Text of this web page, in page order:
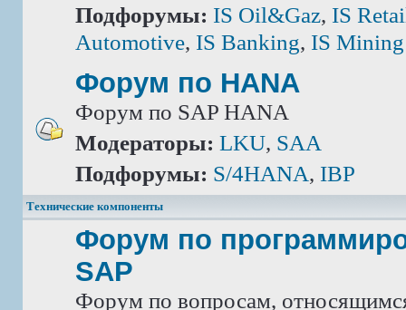
Подфорумы: IS Oil&Gaz, IS
Automotive, IS Banking, IS Mining
Форум по HANA
Форум по SAP HANA
Модераторы: LKU, SAA
Подфорумы: S/4HANA, IBP
Технические компоненты
Форум по
SAP
Форум по вопросам,